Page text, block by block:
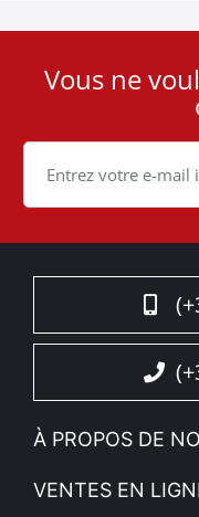
User
Cookie
Vous ne
À PROPOS DE
L'entreprise
VENTES EN